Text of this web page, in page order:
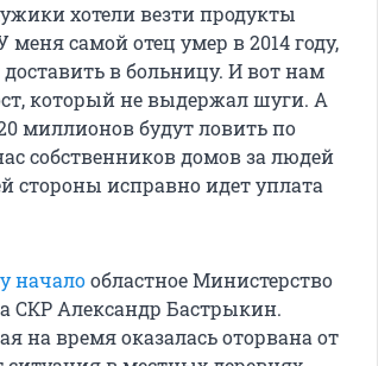
хотели везти продукты
самой отец умер в 2014 году,
в больницу. И вот нам
который не выдержал шуги. А
миллионов будут ловить по
собственников домов за людей
стороны исправно идет уплата
началообластное Министерство
СКР Александр Бастрыкин.
на время оказалась оторвана от